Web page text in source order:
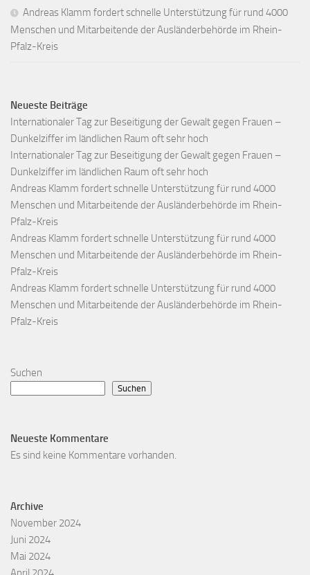
Andreas Klamm fordert schnelle Unterstützung für rund 4000
Menschen und Mitarbeitende der Ausländerbehörde im Rhein-
Pfalz-Kreis
Neueste Beiträge
Internationaler Tag zur Beseitigung der Gewalt gegen Frauen –
Dunkelziffer im ländlichen Raum oft sehr hoch
Internationaler Tag zur Beseitigung der Gewalt gegen Frauen –
Dunkelziffer im ländlichen Raum oft sehr hoch
Andreas Klamm fordert schnelle Unterstützung für rund 4000
Menschen und Mitarbeitende der Ausländerbehörde im Rhein-
Pfalz-Kreis
Andreas Klamm fordert schnelle Unterstützung für rund 4000
Menschen und Mitarbeitende der Ausländerbehörde im Rhein-
Pfalz-Kreis
Andreas Klamm fordert schnelle Unterstützung für rund 4000
Menschen und Mitarbeitende der Ausländerbehörde im Rhein-
Pfalz-Kreis
Suchen
Suchen
Neueste Kommentare
Es sind keine Kommentare vorhanden.
Archive
November 2024
Juni 2024
Mai 2024